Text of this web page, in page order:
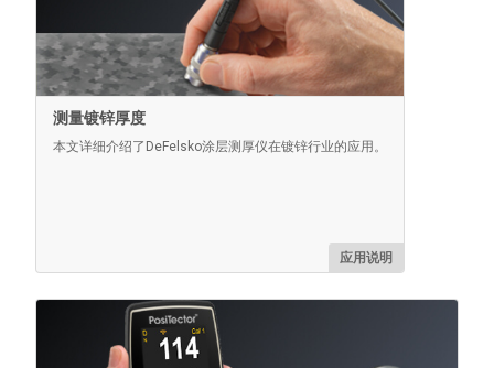
了解更多
种备用电源解决方案。无需电池即可操作量具。
测量镀锌厚度
本文详细介绍了DeFelsko涂层测厚仪在镀锌行业的应用。
应用说明